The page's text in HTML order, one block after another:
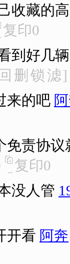
收藏的
复印0
到好几
回 删 锁 滤]
来的吧
免责协议
复印0
没人管
开看 阿奔